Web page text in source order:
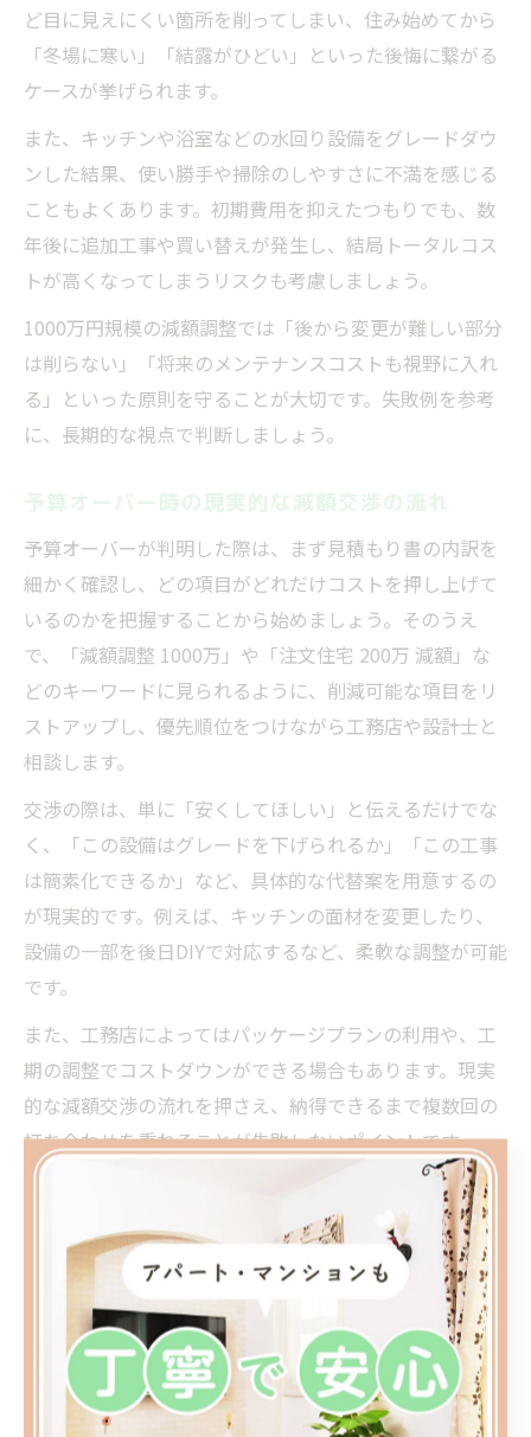
ど目に見えにくい箇所を削ってしまい、住み始めてから
「冬場に寒い」「結露がひどい」といった後悔に繋がる
ケースが挙げられます。
また、キッチンや浴室などの水回り設備をグレードダウ
ンした結果、使い勝手や掃除のしやすさに不満を感じる
こともよくあります。初期費用を抑えたつもりでも、数
年後に追加工事や買い替えが発生し、結局トータルコス
トが高くなってしまうリスクも考慮しましょう。
1000万円規模の減額調整では「後から変更が難しい部分
は削らない」「将来のメンテナンスコストも視野に入れ
る」といった原則を守ることが大切です。失敗例を参考
に、長期的な視点で判断しましょう。
予算オーバー時の現実的な減額交渉の流れ
予算オーバーが判明した際は、まず見積もり書の内訳を
細かく確認し、どの項目がどれだけコストを押し上げて
いるのかを把握することから始めましょう。そのうえ
で、「減額調整 1000万」や「注文住宅 200万 減額」な
どのキーワードに見られるように、削減可能な項目をリ
ストアップし、優先順位をつけながら工務店や設計士と
相談します。
交渉の際は、単に「安くしてほしい」と伝えるだけでな
く、「この設備はグレードを下げられるか」「この工事
は簡素化できるか」など、具体的な代替案を用意するの
が現実的です。例えば、キッチンの面材を変更したり、
設備の一部を後日DIYで対応するなど、柔軟な調整が可能
です。
また、工務店によってはパッケージプランの利用や、工
期の調整でコストダウンができる場合もあります。現実
的な減額交渉の流れを押さえ、納得できるまで複数回の
打ち合わせを重ねることが失敗しないポイントです。
削るべき箇所と後悔しやすい失敗の見極め方
リフォームやリノベーションで「削るべき箇所」と「削
ってはいけない箇所」を見極めることは、予算オーバー
時の最大の課題です。一般的に、間取りや構造、断熱、
給排水管などの基幹部分は、後で変更が難しいため極力
削らず、壁紙や照明、収納の一部などは見た目の問題に